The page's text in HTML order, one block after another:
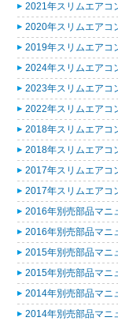
2021年スリムエアコ
2020年スリムエアコ
2019年スリムエアコ
2024年スリムエアコ
2023年スリムエアコ
2022年スリムエアコ
2018年スリムエアコ
2018年スリムエアコ
2017年スリムエアコ
2017年スリムエアコ
2016年別売部品マニ
2016年別売部品マニ
2015年別売部品マニ
2015年別売部品マニ
2014年別売部品マニ
2014年別売部品マニ